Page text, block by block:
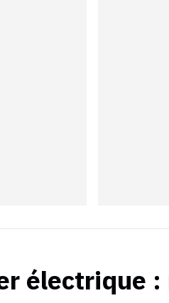
électrique :